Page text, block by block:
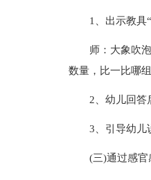
1、出示教具
师：大象吹
数量，比一比哪
2、幼儿回答
3、引导幼儿
(三)通过感官